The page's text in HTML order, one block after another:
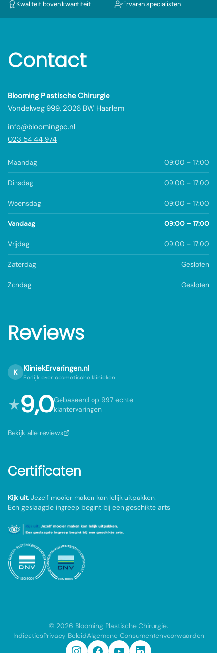
Kwaliteit boven kwantiteit Ervaren specialisten
Contact
Blooming Plastische Chirurgie
Vondelweg 999, 2026 BW Haarlem
info@bloomingpc.nl
023 54 44 974
Maandag 09:00 – 17:00
Dinsdag 09:00 – 17:00
Woensdag 09:00 – 17:00
Vandaag 09:00 – 17:00
Vrijdag 09:00 – 17:00
Zaterdag Gesloten
Zondag Gesloten
Reviews
K KliniekErvaringen.nl
Eerlijk over cosmetische klinieken
★9,0Gebaseerd op 997 echte
klantervaringen
Bekijk alle reviews
Certificaten
Kijk uit. Jezelf mooier maken kan lelijk uitpakken.
Een geslaagde ingreep begint bij een geschikte arts
© 2026 Blooming Plastische Chirurgie.
IndicatiesPrivacy BeleidAlgemene Consumentenvoorwaarden